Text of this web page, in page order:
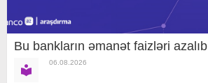
Bu bankların əmanət faizləri azalıb
06.08.2026